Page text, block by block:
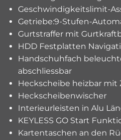
Geschwindigkeitslimit-
Getriebe:9-Stufen-
Gurtstraffer mit
HDD Festplatten
Handschuhfach
abschliessbar
Heckscheibe heizbar
Heckscheibenwischer
Interieurleisten in Alu
KEYLESS GO Start
Kartentaschen an den